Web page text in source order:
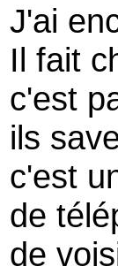
J'ai
Il fait
c'est
ils
c'est
de
de